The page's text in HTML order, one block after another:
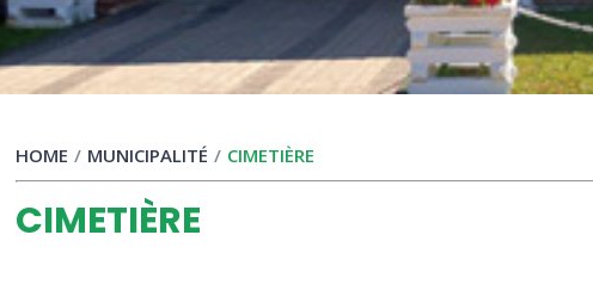
HOME / MUNICIPALITÉ / CIMETIÈRE
CIMETIÈRE